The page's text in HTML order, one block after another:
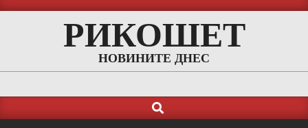
Skip
РИКОШЕТ
НОВИНИТЕ ДНЕС
Navigation
Search